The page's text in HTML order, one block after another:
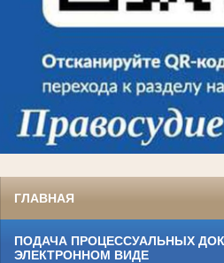
ГЛАВНАЯ
ПОДАЧА ПРОЦЕССУАЛЬНЫХ
ЭЛЕКТРОННОМ ВИДЕ